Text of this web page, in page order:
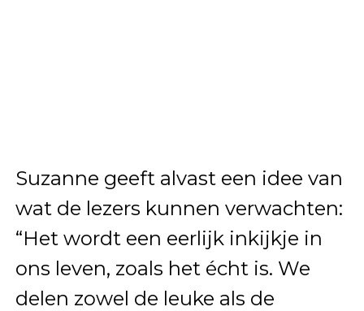
Suzanne geeft alvast een idee van
wat de lezers kunnen verwachten:
“Het wordt een eerlijk inkijkje in
ons leven, zoals het écht is. We
delen zowel de leuke als de